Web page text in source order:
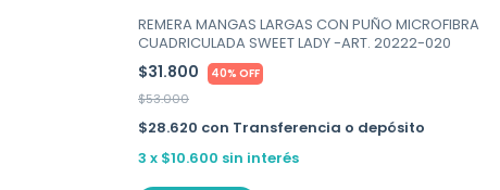
REMERA MANGAS LARGAS CON PUÑO MICROFIBRA
CUADRICULADA SWEET LADY -ART. 20222-020
$31.800 40% OFF
$53.000
$28.620 con Transferencia o depósito
3 x $10.600 sin interés